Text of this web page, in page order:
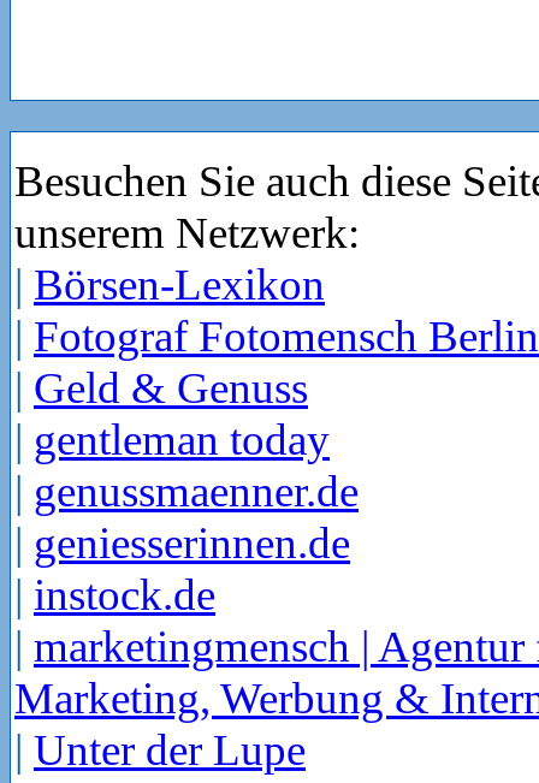
Besuchen Sie auch diese
unserem Netzwerk:
| Börsen-Lexikon
| Fotograf Fotomensch Berlin
| Geld & Genuss
| gentleman today
| genussmaenner.de
| geniesserinnen.de
| instock.de
| marketingmensch | Agentur
Marketing, Werbung &
| Unter der Lupe